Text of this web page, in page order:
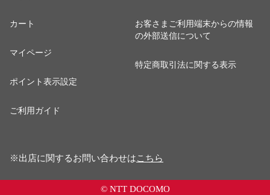
カート
マイページ
ポイント表示設定
ご利用ガイド
お客さまご利用端末からの情報
の外部送信について
特定商取引法に関する表示
※出店に関するお問い合わせはこちら
© NTT DOCOMO